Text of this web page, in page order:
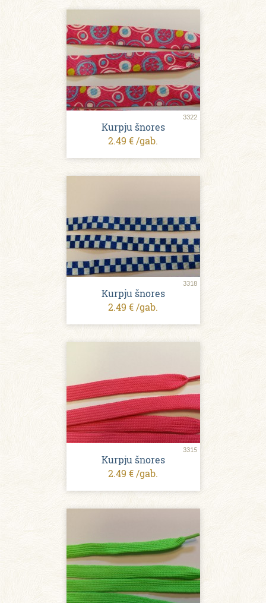
3322
Kurpju šnores
2.49 € /gab.
3318
Kurpju šnores
2.49 € /gab.
3315
Kurpju šnores
2.49 € /gab.